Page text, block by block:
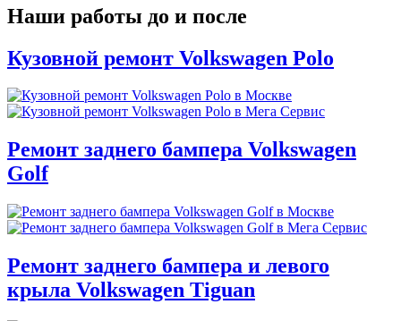
Наши работы до и после
Кузовной ремонт Volkswagen Polo
Ремонт заднего бампера Volkswagen
Golf
Ремонт заднего бампера и левого
крыла Volkswagen Tiguan